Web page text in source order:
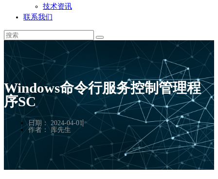
技术资讯
联系我们
Windows命令行服务控制管理程
序SC
日期：
2024-04-01
作者：
库先生